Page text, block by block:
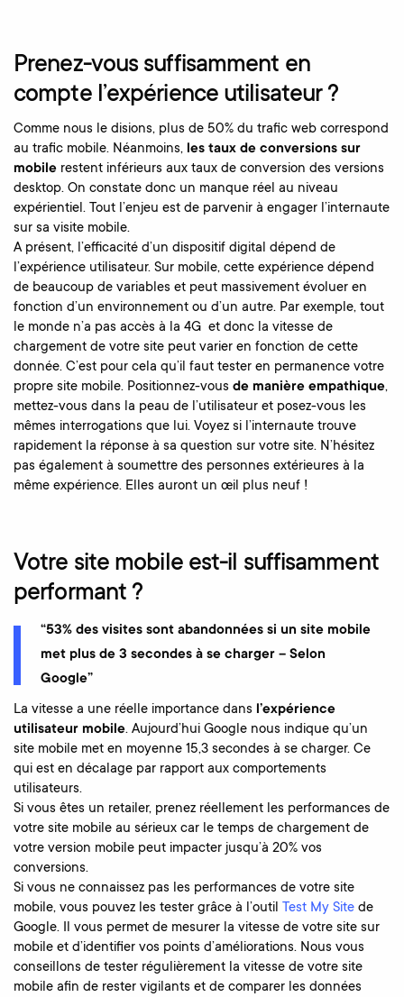
Prenez-vous suffisamment en
compte l’expérience utilisateur ?
Comme nous le disions, plus de 50% du trafic web correspond
au trafic mobile. Néanmoins, les taux de conversions sur
mobile restent inférieurs aux taux de conversion des versions
desktop. On constate donc un manque réel au niveau
expérientiel. Tout l’enjeu est de parvenir à engager l’internaute
sur sa visite mobile.
A présent, l’efficacité d’un dispositif digital dépend de
l’expérience utilisateur. Sur mobile, cette expérience dépend
de beaucoup de variables et peut massivement évoluer en
fonction d’un environnement ou d’un autre. Par exemple, tout
le monde n’a pas accès à la 4G et donc la vitesse de
chargement de votre site peut varier en fonction de cette
donnée. C’est pour cela qu’il faut tester en permanence votre
propre site mobile. Positionnez-vous de manière empathique,
mettez-vous dans la peau de l’utilisateur et posez-vous les
mêmes interrogations que lui. Voyez si l’internaute trouve
rapidement la réponse à sa question sur votre site. N’hésitez
pas également à soumettre des personnes extérieures à la
même expérience. Elles auront un œil plus neuf !
Votre site mobile est-il suffisamment
performant ?
“53% des visites sont abandonnées si un site mobile
met plus de 3 secondes à se charger – Selon
Google”
La vitesse a une réelle importance dans l’expérience
utilisateur mobile. Aujourd’hui Google nous indique qu’un
site mobile met en moyenne 15,3 secondes à se charger. Ce
qui est en décalage par rapport aux comportements
utilisateurs.
Si vous êtes un retailer, prenez réellement les performances de
votre site mobile au sérieux car le temps de chargement de
votre version mobile peut impacter jusqu’à 20% vos
conversions.
Si vous ne connaissez pas les performances de votre site
mobile, vous pouvez les tester grâce à l’outil Test My Site de
Google. Il vous permet de mesurer la vitesse de votre site sur
mobile et d’identifier vos points d’améliorations. Nous vous
conseillons de tester régulièrement la vitesse de votre site
mobile afin de rester vigilants et de comparer les données